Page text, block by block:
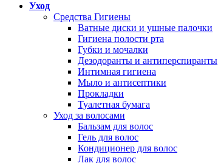
Уход
Средства Гигиены
Ватные диски и ушные палочки
Гигиена полости рта
Губки и мочалки
Дезодоранты и антиперспиранты
Интимная гигиена
Мыло и антисептики
Прокладки
Туалетная бумага
Уход за волосами
Бальзам для волос
Гель для волос
Кондиционер для волос
Лак для волос